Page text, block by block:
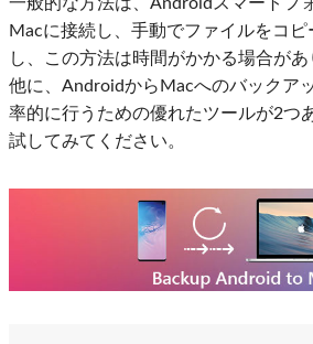
Macに接続し、手動でファイルをコ
し、この方法は時間がかかる場合が
他に、AndroidからMacへのバックア
率的に行うための優れたツールが2つ
試してみてください。